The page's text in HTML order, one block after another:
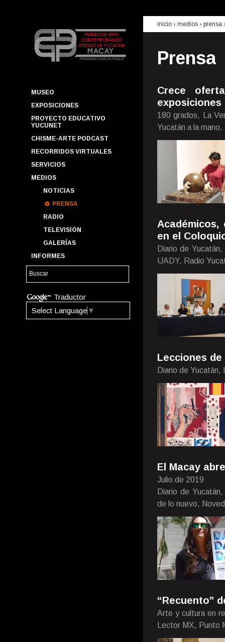
MUSEO
EXPOSICIONES
PROYECTO EDUCATIVO
YUCUNET
CHISME-ARTE PODCAST
RECORRIDOS VIRTUALES
SERVICIOS
MEDIOS
NOTICIAS
PRENSA
RADIO
TELEVISIÓN
GALERÍAS
INFORMES
Traductor
Select Language ▼
inicio › medios › prensa
Prensa
Crece
exposiciones
180 grados, La
Yucatán a la
en el
Diario de
UADY, Radio
Lecciones
Diario de Yucatán,
El Macay
Julio de 2019
Diario de
de lo nuevo,
“Recuento”
Arte y cultura en
Lector MX, Punto